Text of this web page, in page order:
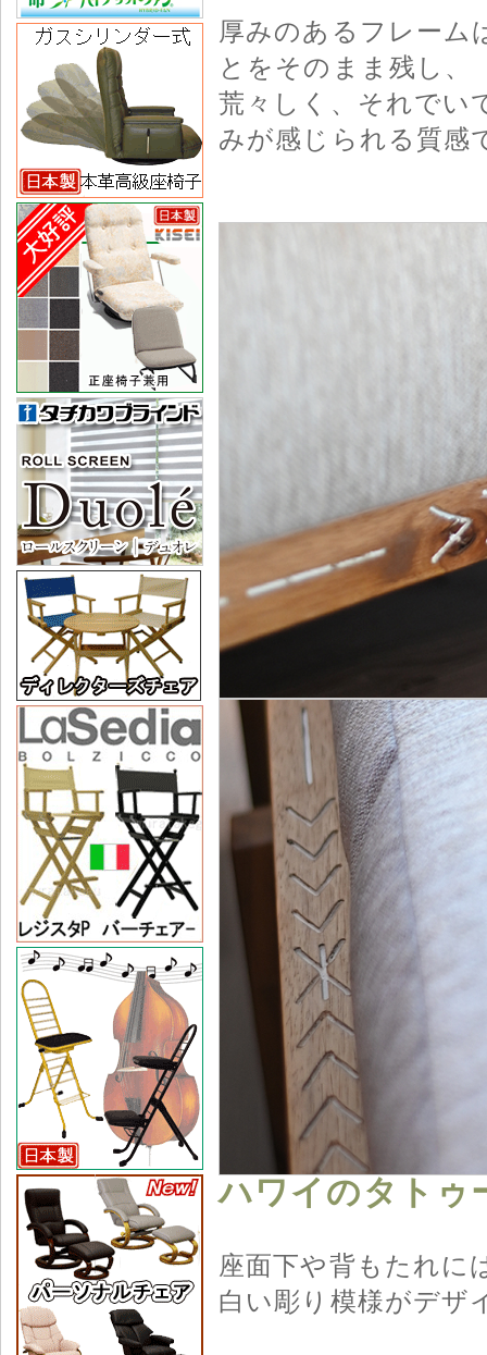
厚みのあるフレーム
とをそのまま残し、
荒々しく、それでい
みが感じられる質感
ハワイのタトゥ
座面下や背もたれに
白い彫り模様がデザ